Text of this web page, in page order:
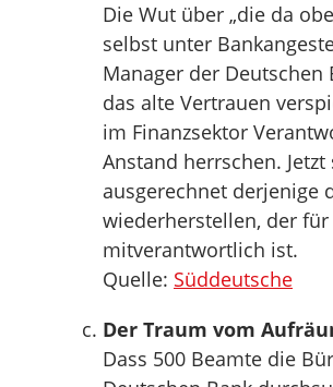
Die Wut über „die da
selbst unter
Manager der Deutschen
das alte Vertrauen
im Finanzsektor
Anstand herrschen. Jetzt
ausgerechnet derjenige
wiederherstellen, der für
mitverantwortlich ist.
Quelle: Süddeutsche
Der Traum vom
Dass 500 Beamte die